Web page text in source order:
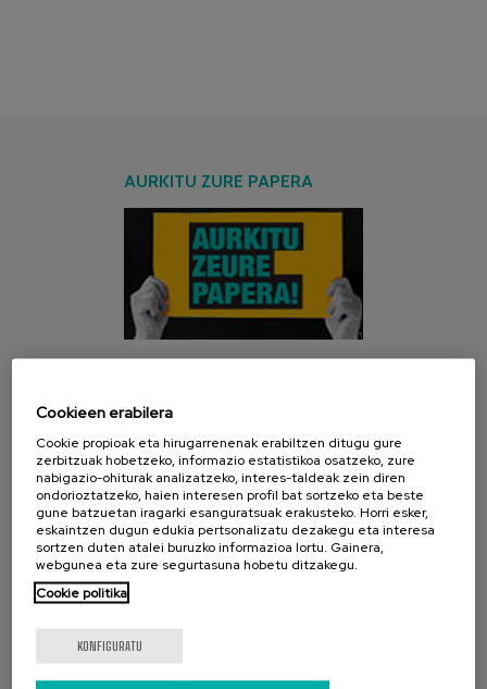
AURKITU ZURE PAPERA
AZKEN KANPAINA
Cookieen erabilera
Cookie propioak eta hirugarrenenak erabiltzen ditugu gure
zerbitzuak hobetzeko, informazio estatistikoa osatzeko, zure
nabigazio-ohiturak analizatzeko, interes-taldeak zein diren
ondorioztatzeko, haien interesen profil bat sortzeko eta beste
gune batzuetan iragarki esanguratsuak erakusteko. Horri esker,
eskaintzen dugun edukia pertsonalizatu dezakegu eta interesa
sortzen duten atalei buruzko informazioa lortu. Gainera,
webgunea eta zure segurtasuna hobetu ditzakegu.
Cookie politika
KONFIGURATU